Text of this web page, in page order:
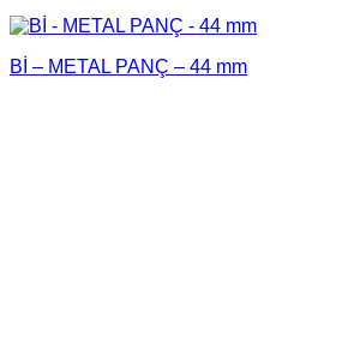
Bİ – METAL PANÇ – 44 mm